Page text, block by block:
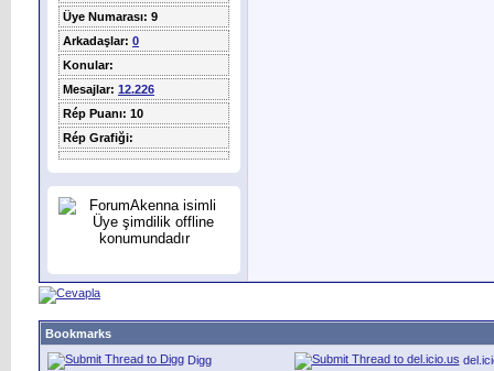
Üye Numarası: 9
Arkadaşlar: 0
Konular:
Mesajlar: 12.226
Rép Puanı: 10
Rép Grafiği:
Bookmarks
Digg